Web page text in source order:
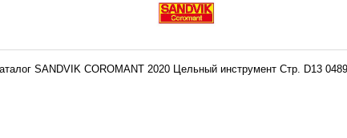
SANDVIK COROMANT 2020 Цельный инструмент Стр. D13